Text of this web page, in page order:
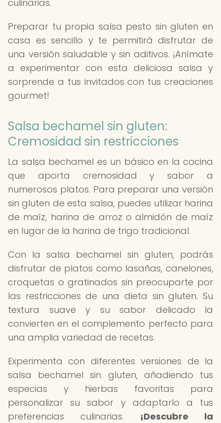
culinarias.
Preparar tu propia salsa pesto sin gluten en
casa es sencillo y te permitirá disfrutar de
una versión saludable y sin aditivos. ¡Anímate
a experimentar con esta deliciosa salsa y
sorprende a tus invitados con tus creaciones
gourmet!
Salsa bechamel sin gluten:
Cremosidad sin restricciones
La salsa bechamel es un básico en la cocina
que aporta cremosidad y sabor a
numerosos platos. Para preparar una versión
sin gluten de esta salsa, puedes utilizar harina
de maíz, harina de arroz o almidón de maíz
en lugar de la harina de trigo tradicional.
Con la salsa bechamel sin gluten, podrás
disfrutar de platos como lasañas, canelones,
croquetas o gratinados sin preocuparte por
las restricciones de una dieta sin gluten. Su
textura suave y su sabor delicado la
convierten en el complemento perfecto para
una amplia variedad de recetas.
Experimenta con diferentes versiones de la
salsa bechamel sin gluten, añadiendo tus
especias y hierbas favoritas para
personalizar su sabor y adaptarlo a tus
preferencias culinarias. ¡Descubre la